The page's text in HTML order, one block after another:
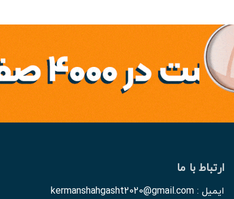
ارتباط با ما
ایمیل : kermanshahgasht2020@gmail.com